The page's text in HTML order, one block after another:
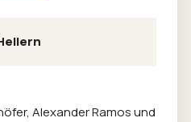
Alexander Ramos und